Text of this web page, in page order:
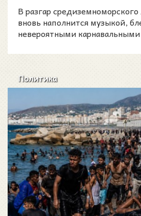
В разгар
вновь наполнится музыкой,
невероятными
Политика